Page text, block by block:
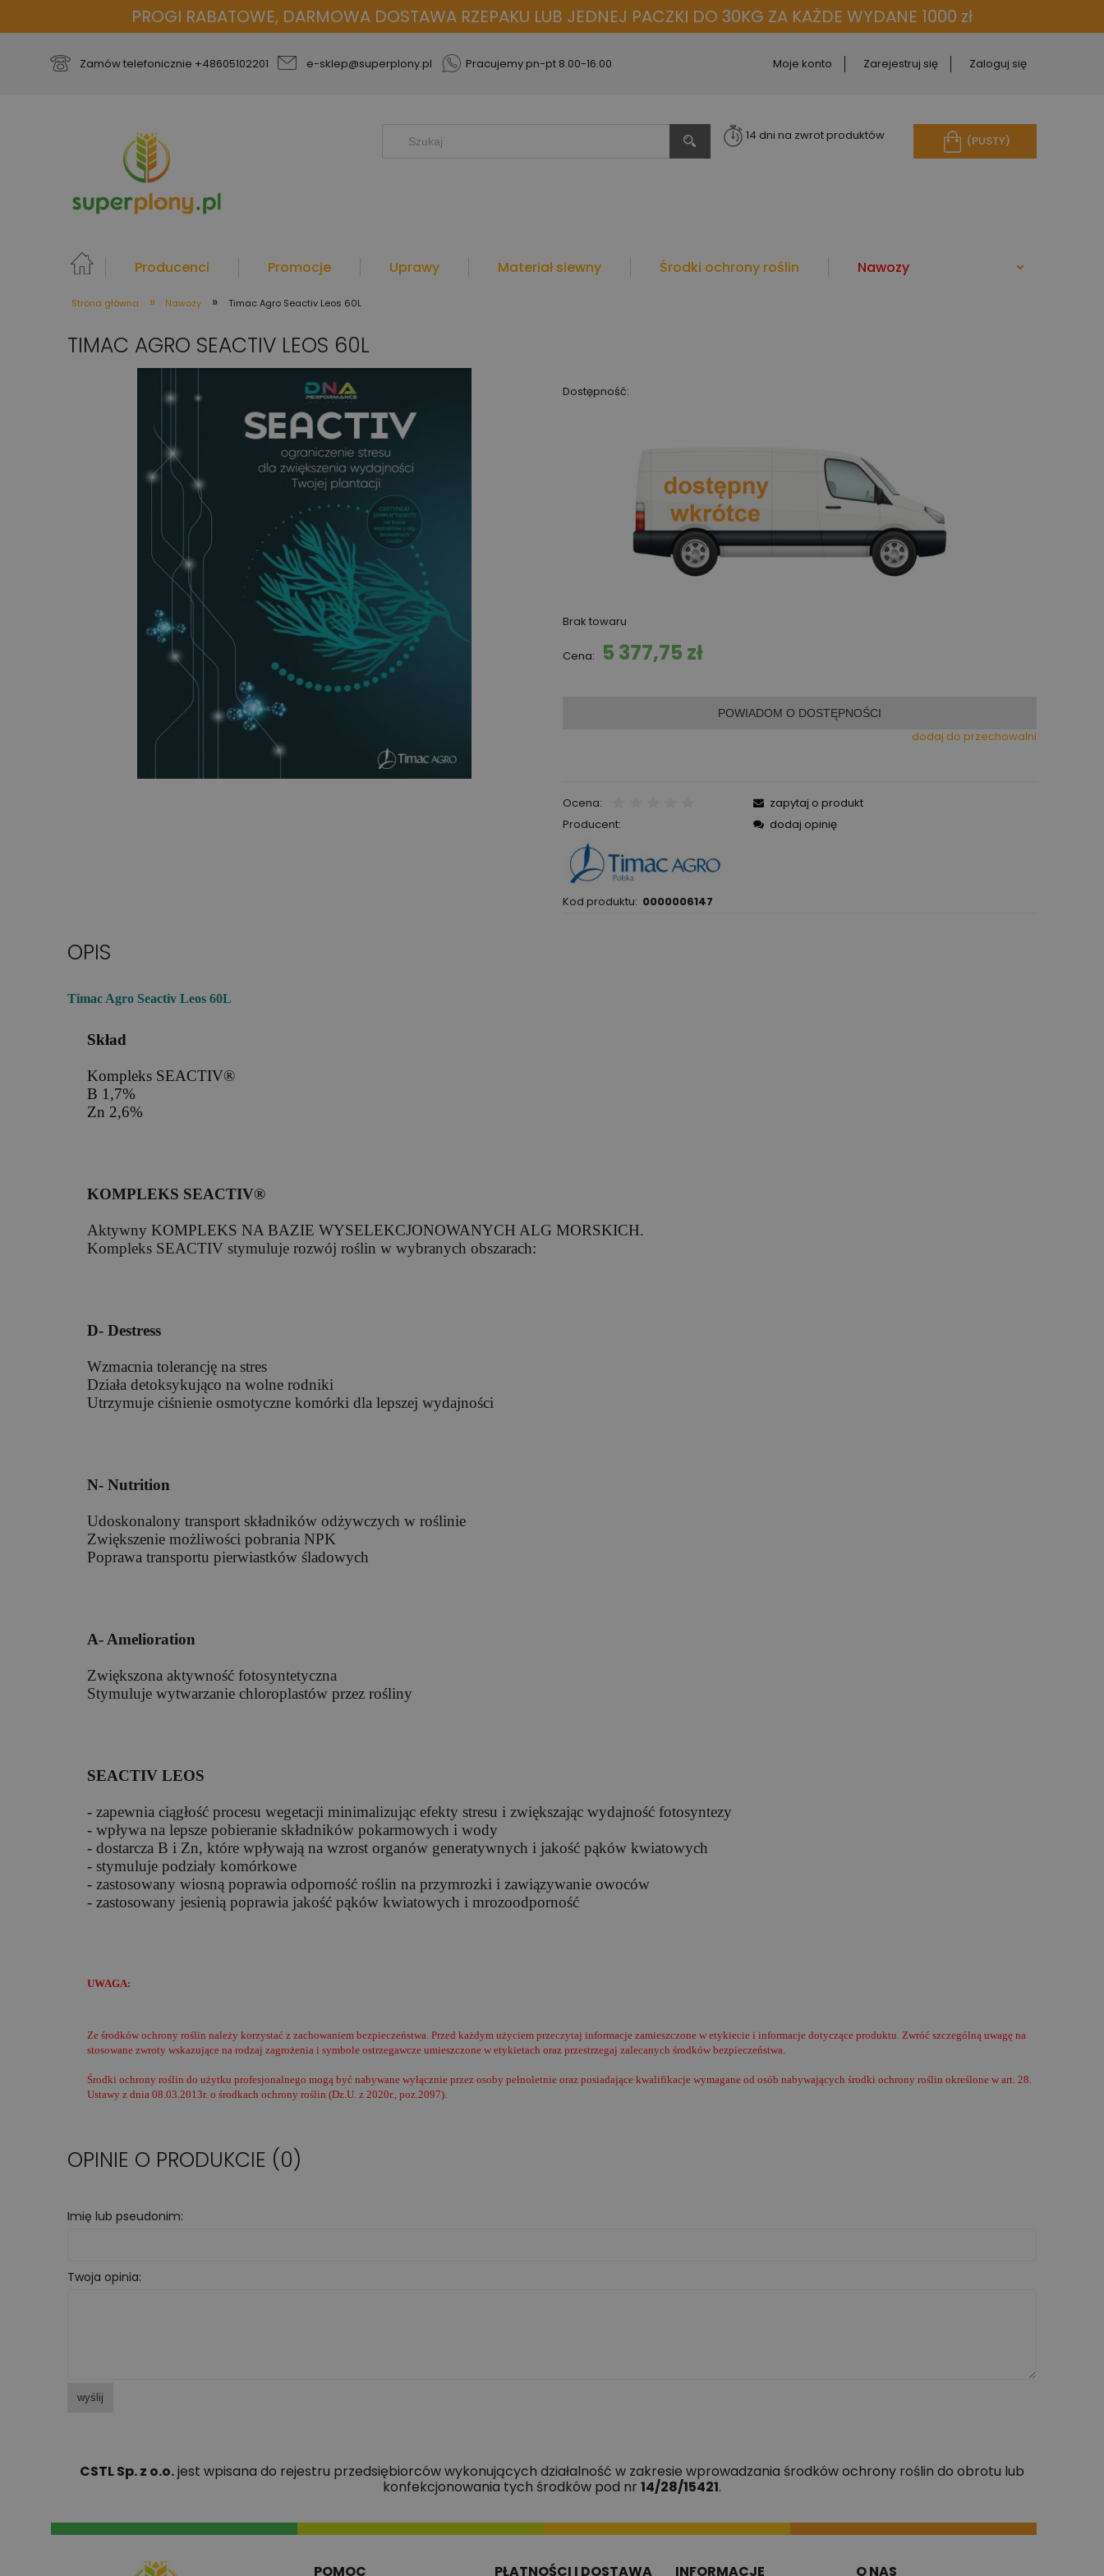
PROGI RABATOWE, DARMOWA DOSTAWA RZEPAKU LUB JEDNEJ PACZKI DO 30KG ZA KAŻDE WYDANE 1000 zł
Zamów telefonicznie +48605102201 e-sklep@superplony.pl Pracujemy pn-pt 8.00-16.00 Moje konto Zarejestruj się Zaloguj się
(PUSTY)
14 dni na zwrot produktów
Producenci Promocje Uprawy Materiał siewny Środki ochrony roślin Nawozy
więcej
Strona główna » Nawozy » Timac Agro Seactiv Leos 60L
TIMAC AGRO SEACTIV LEOS 60L
Dostępność:
Brak towaru
Cena: 5 377,75 zł
POWIADOM O DOSTĘPNOŚCI
dodaj do przechowalni
Ocena:
Producent:
Kod produktu: 0000006147
zapytaj o produkt
dodaj opinię
OPIS
Timac Agro Seactiv Leos 60L
Skład
Kompleks SEACTIV®
B 1,7%
Zn 2,6%
KOMPLEKS SEACTIV®
Aktywny KOMPLEKS NA BAZIE WYSELEKCJONOWANYCH ALG MORSKICH.
Kompleks SEACTIV stymuluje rozwój roślin w wybranych obszarach:
D- Destress
Wzmacnia tolerancję na stres
Działa detoksykująco na wolne rodniki
Utrzymuje ciśnienie osmotyczne komórki dla lepszej wydajności
N- Nutrition
Udoskonalony transport składników odżywczych w roślinie
Zwiększenie możliwości pobrania NPK
Poprawa transportu pierwiastków śladowych
A- Amelioration
Zwiększona aktywność fotosyntetyczna
Stymuluje wytwarzanie chloroplastów przez rośliny
SEACTIV LEOS
- zapewnia ciągłość procesu wegetacji minimalizując efekty stresu i zwiększając wydajność fotosyntezy
- wpływa na lepsze pobieranie składników pokarmowych i wody
- dostarcza B i Zn, które wpływają na wzrost organów generatywnych i jakość pąków kwiatowych
- stymuluje podziały komórkowe
- zastosowany wiosną poprawia odporność roślin na przymrozki i zawiązywanie owoców
- zastosowany jesienią poprawia jakość pąków kwiatowych i mrozoodporność
UWAGA:
Ze środków ochrony roślin należy korzystać z zachowaniem bezpieczeństwa. Przed każdym użyciem przeczytaj informacje zamieszczone w etykiecie i informacje dotyczące produktu. Zwróć szczególną uwagę na
stosowane zwroty wskazujące na rodzaj zagrożenia i symbole ostrzegawcze umieszczone w etykietach oraz przestrzegaj zalecanych środków bezpieczeństwa.
Środki ochrony roślin do użytku profesjonalnego mogą być nabywane wyłącznie przez osoby pełnoletnie oraz posiadające kwalifikacje wymagane od osób nabywających środki ochrony roślin określone w art. 28.
Ustawy z dnia 08.03.2013r. o środkach ochrony roślin (Dz.U. z 2020r., poz.2097).
OPINIE O PRODUKCIE (0)
Imię lub pseudonim:
Twoja opinia:
wyślij
CSTL Sp. z o.o.jest wpisana do rejestru przedsiębiorców wykonujących działalność w zakresie wprowadzania środków ochrony roślin do obrotu lub
konfekcjonowania tych środków pod nr 14/28/15421.
POMOC PŁATNOŚCI I DOSTAWA INFORMACJE O NAS